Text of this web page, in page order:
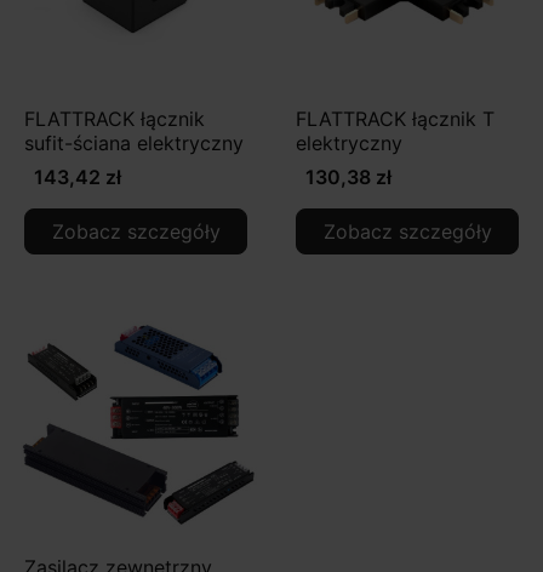
FLATTRACK łącznik
sufit-ściana elektryczny
143,42 zł
Zobacz szczegóły
FLATTRACK łącznik T
elektryczny
130,38 zł
Zobacz szczegóły
Zasilacz zewnętrzny